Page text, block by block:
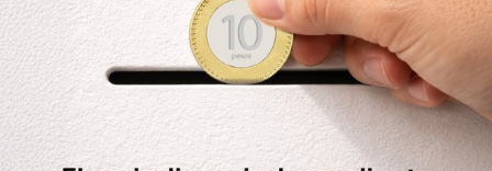
Juan Carlos Romero Hicks, coordinador del PAN, dijo que
recibieron más de 20 cartas de instituciones educativas,
cineastas y actores – que participaron en el parlamento
abierto para discutir el tema de los fideicomisos – para
inconformarse y pedir que no se extingan los
fideicomisos.